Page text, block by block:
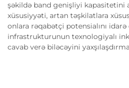
şəkildə band genişliyi kapasitetini
xüsusiyyəti, artan təşkilatlara
onlara rəqabətçi potensialını
infrastrukturunun texnologiyalı
cavab verə biləcəyini